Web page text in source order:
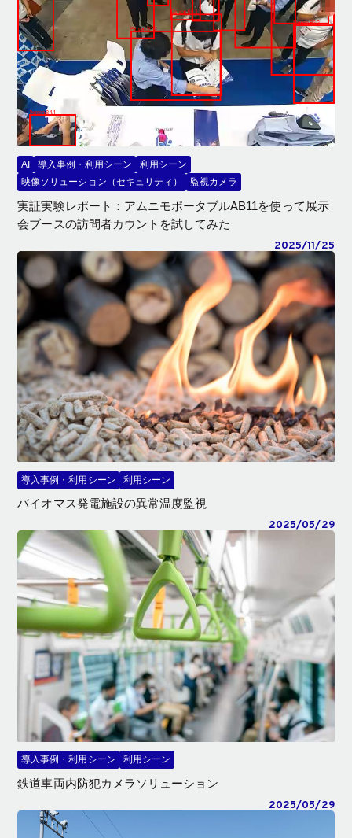
AI 導入事例・利用シーン
利用シーン
映像ソリューション（セキュリティ）
監視カメラ
実証実験レポート：アムニモポータブルAB11を使って展示
会ブースの訪問者カウントを試してみた
2025/11/25
導入事例・利用シーン 利用シーン
バイオマス発電施設の異常温度監視
2025/05/29
導入事例・利用シーン 利用シーン
鉄道車両内防犯カメラソリューション
2025/05/29